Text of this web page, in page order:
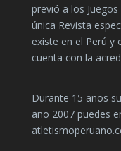
previó a los
única Revista
existe en el Perú y
cuenta con la
Durante 15 años
año 2007 puedes